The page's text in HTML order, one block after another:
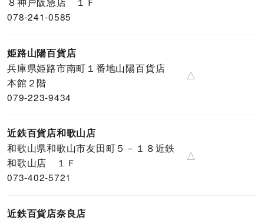
078-241-0585
姫路山陽百貨店
兵庫県姫路市南町１番地山陽百貨店
本館２階
079-223-9434
△
近鉄百貨店和歌山店
和歌山県和歌山市友田町５－１８近鉄
和歌山店 １Ｆ
073-402-5721
△
近鉄百貨店奈良店